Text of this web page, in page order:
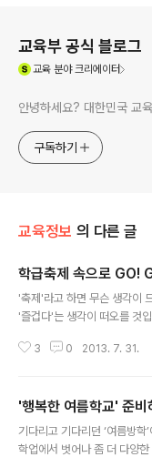
교육부 공식 블로그
교육분야 크리에이터
안녕하세요? 대한민국 교
구독하기
교육정보 의 다른 글
학급축제 속으로 GO!
'축제'라고 하면 무슨 생각이
'즐겁다'는 생각이 떠오를 것
속력을 주는 사건이나 시기를
다. 축제는 사회와 공동체를
를 전달하고 응집력을 부여하
지니고 있습니다. 학교에서도
3 0 2013. 7. 31.
'행복한 여름학교' 준비
기다리고 기다리던 ‘여름방학
학업에서 벗어나 좀 더 다양